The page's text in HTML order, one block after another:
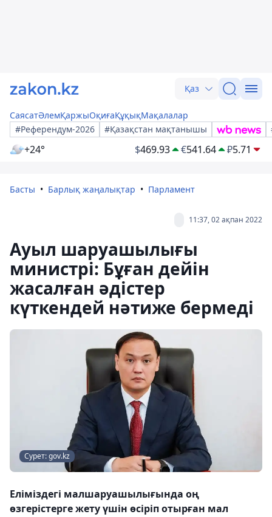
Қаз
СаясатӘлемҚаржыОқиғаҚұқықМақалалар
#Референдум-2026
#Қазақстан мақтанышы
+24° $469.93 €541.64 ₽5.71
Басты Барлық жаңалықтар Парламент
11:37, 02 ақпан 2022
Ауыл шаруашылығы
министрі: Бұған дейін
жасалған әдістер
күткендей нәтиже бермеді
Сурет: gov.kz
Еліміздегі малшаруашылығында оң
өзгерістерге жету үшін өсіріп отырған мал